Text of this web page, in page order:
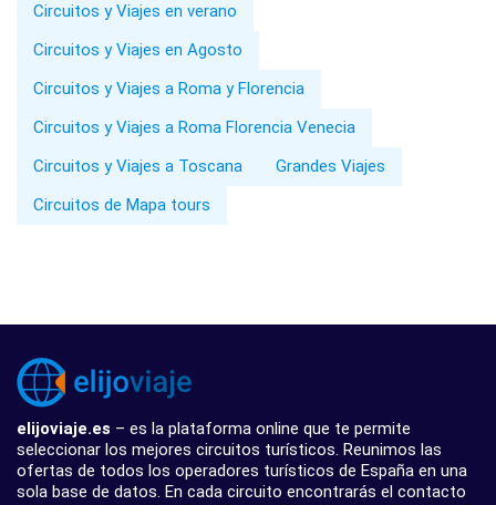
Circuitos y Viajes en verano
Circuitos y Viajes en Agosto
Circuitos y Viajes a Roma y Florencia
Circuitos y Viajes a Roma Florencia Venecia
Circuitos y Viajes a Toscana
Grandes Viajes
Circuitos de Mapa tours
elijoviaje.es – es la plataforma online que te permite
seleccionar los mejores circuitos turísticos. Reunimos las
ofertas de todos los operadores turísticos de España en una
sola base de datos. En cada circuito encontrarás el contacto